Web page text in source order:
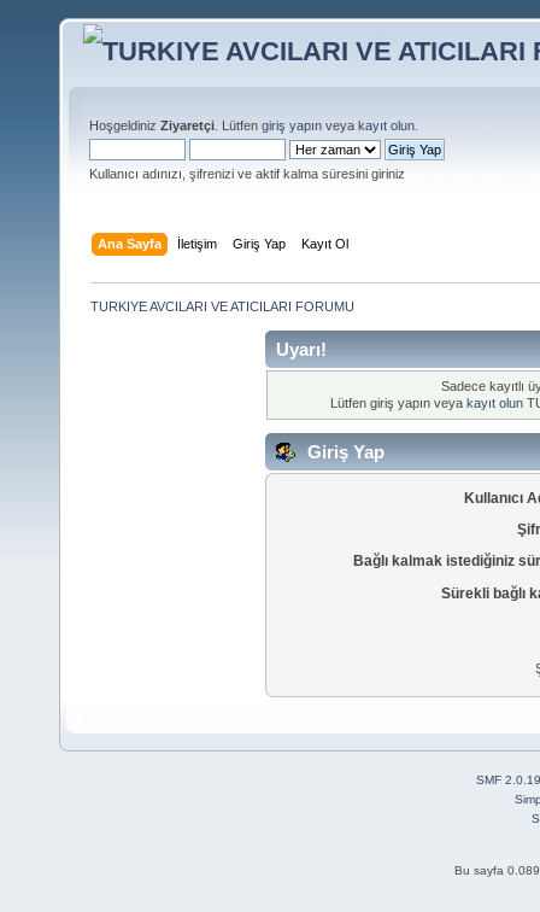
Hoşgeldiniz Ziyaretçi . Lütfen giriş yapın veya kayıt olun
Kullanıcı adınızı, şifrenizi ve aktif kalma süresini giriniz
Ana Sayfa İletişim Giriş Yap Kayıt Ol
TURKIYE AVCILARI VE ATICILARI FORUMU
Uyarı!
Sadece kayıtlı
Lütfen giriş yapın veya kayıt olun
Giriş Yap
Kullanıcı
Bağlı kalmak istediğiniz
Sürekli bağlı
SMF 2.0.19
Bu sayfa